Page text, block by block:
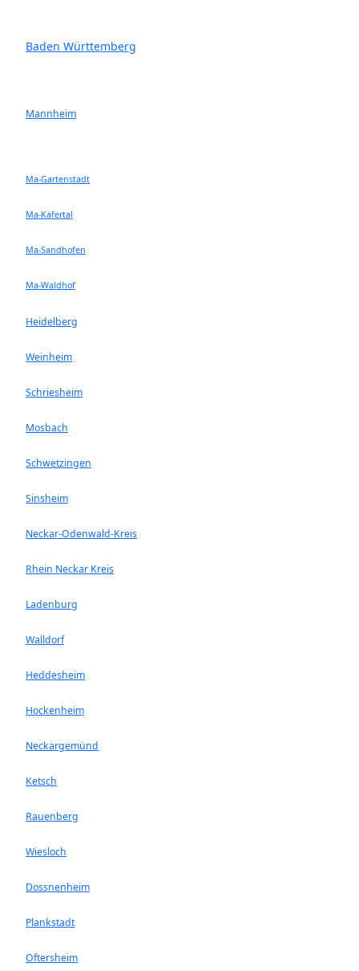
Baden Württemberg
Mannheim
Ma-Gartenstadt
Ma-Käfertal
Ma-Sandhofen
Ma-Waldhof
Heidelberg
Weinheim
Schriesheim
Mosbach
Schwetzingen
Sinsheim
Neckar-Odenwald-Kreis
Rhein Neckar Kreis
Ladenburg
Walldorf
Heddesheim
Hockenheim
Neckargemünd
Ketsch
Rauenberg
Wiesloch
Dossnenheim
Plankstadt
Oftersheim